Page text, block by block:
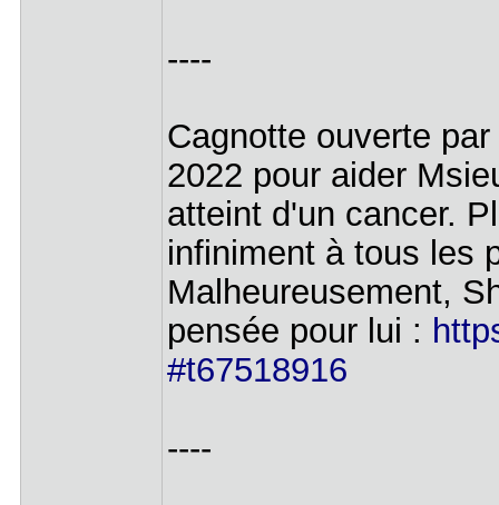
----
Cagnotte ouverte
2022 pour aider
atteint d'un cancer.
infiniment à tous les
Malheureusement,
pensée pour lui :
#t67518916
----